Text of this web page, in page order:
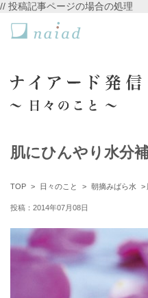
// 投稿記事ページの場合の処理
肌にひんやり水
TOP 日々のこと 朝摘みばら水
投稿：2014年07月08日